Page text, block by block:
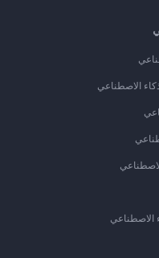
الاصطناعي
الاصطناعي